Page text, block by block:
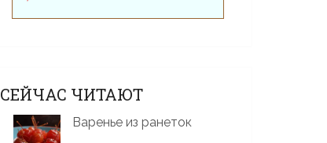
СЕЙЧАС ЧИТАЮТ
Варенье из ранеток